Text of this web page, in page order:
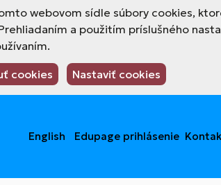
webovom sídle súbory cookies,
a použitím príslušného
cookies Nastaviť cookies
English Edupage prihlásenie